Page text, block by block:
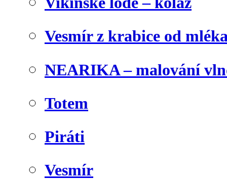
Vesmír z krabice od
NEARIKA – malování
Totem
Piráti
Vesmír